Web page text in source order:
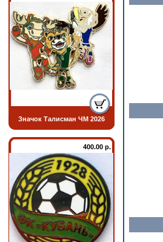
Значок Талисман ЧМ 2026
400.00 р.